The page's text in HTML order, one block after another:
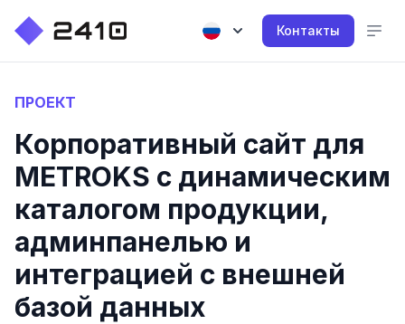
Контакты
ПРОЕКТ
Корпоративный сайт для
METROKS с динамическим
каталогом продукции,
админпанелью и
интеграцией с внешней
базой данных